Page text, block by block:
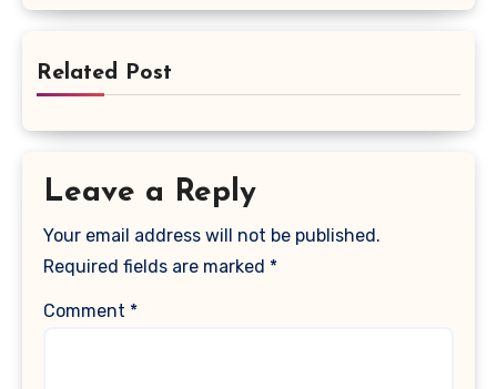
Related Post
Leave a Reply
Your email address will not be published.
Required fields are marked *
Comment *